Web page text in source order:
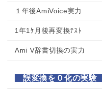
１年後AmiVoice実力
1年1ｹ月後再変換ﾃｽﾄ
Ami V辞書切換の実力
誤変換を０化の実験